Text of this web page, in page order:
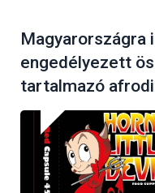
Magyarországra
engedélyezett
tartalmazó